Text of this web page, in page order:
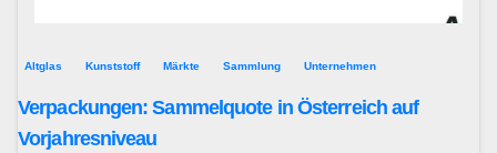
Altglas Kunststoff Märkte Sammlung Unternehmen
Verpackungen: Sammelquote in Österreich auf
Vorjahresniveau